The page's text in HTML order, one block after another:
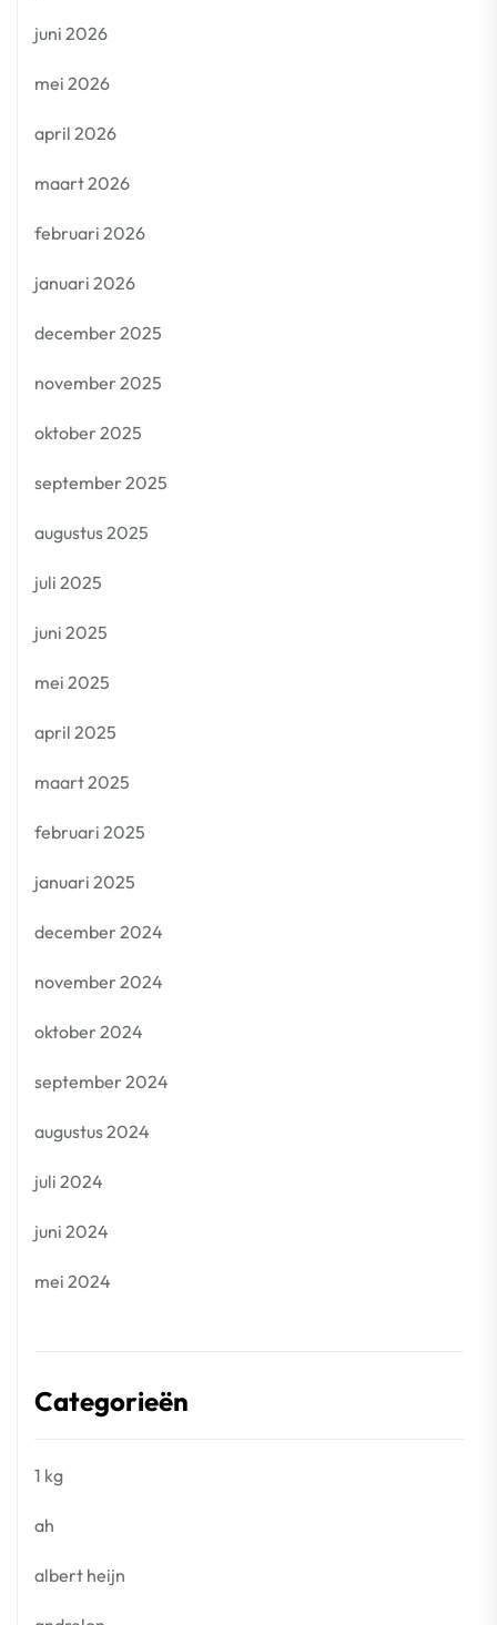
juni 2026
mei 2026
april 2026
maart 2026
februari 2026
januari 2026
december 2025
november 2025
oktober 2025
september 2025
augustus 2025
juli 2025
juni 2025
mei 2025
april 2025
maart 2025
februari 2025
januari 2025
december 2024
november 2024
oktober 2024
september 2024
augustus 2024
juli 2024
juni 2024
mei 2024
Categorieën
1 kg
ah
albert heijn